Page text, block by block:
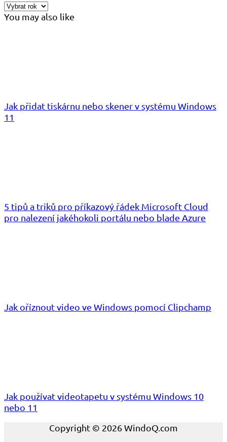
You may also like
Jak přidat tiskárnu nebo skener v systému Windows
11
5 tipů a triků pro příkazový řádek Microsoft Cloud
pro nalezení jakéhokoli portálu nebo blade Azure
Jak oříznout video ve Windows pomocí Clipchamp
Jak používat videotapetu v systému Windows 10
nebo 11
Copyright © 2026 WindoQ.com